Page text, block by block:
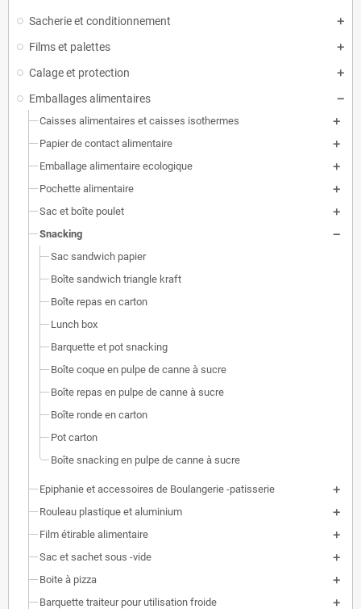
Sacherie et conditionnement
Films et palettes
Calage et protection
Emballages alimentaires
Caisses alimentaires et caisses isothermes
Papier de contact alimentaire
Emballage alimentaire ecologique
Pochette alimentaire
Sac et boîte poulet
Snacking
Sac sandwich papier
Boîte sandwich triangle kraft
Boîte repas en carton
Lunch box
Barquette et pot snacking
Boîte coque en pulpe de canne à sucre
Boîte repas en pulpe de canne à sucre
Boîte ronde en carton
Pot carton
Boîte snacking en pulpe de canne à sucre
Epiphanie et accessoires de Boulangerie -patisserie
Rouleau plastique et aluminium
Film étirable alimentaire
Sac et sachet sous -vide
Boite à pizza
Barquette traiteur pour utilisation froide